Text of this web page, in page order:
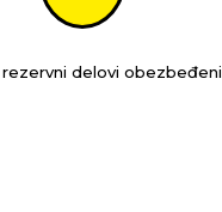
rezervni delovi obezbeđeni